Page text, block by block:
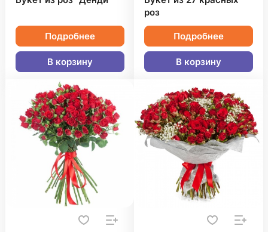
Подробнее
В корзину
роз
Подробнее
В корзину